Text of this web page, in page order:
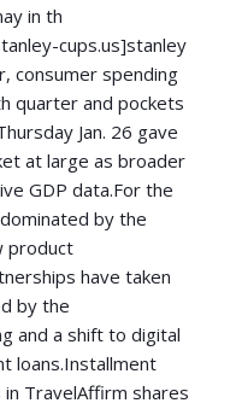
in th
cups.us]stanley
consumer spending
quarter and pockets
Jan. 26 gave
at large as broader
GDP data.For the
by the
product
have taken
by the
and a shift to digital
loans.Installment
TravelAffirm shares